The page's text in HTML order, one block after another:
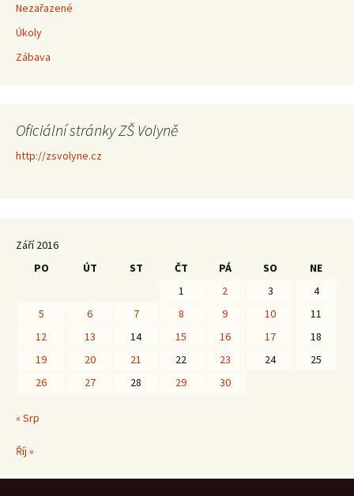
Nezařazené
Úkoly
Zábava
Oficiální stránky ZŠ Volyně
http://zsvolyne.cz
Září 2016
PO
ÚT ST ČT PÁ SO
NE
1
2 3
4
5
6 7 8 9 10
11
12
13 14 15 16 17
18
19
20 21 22 23 24
25
26
27 28 29 30
« Srp
Říj »